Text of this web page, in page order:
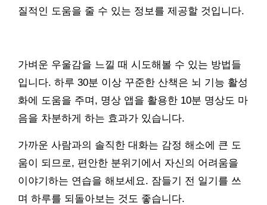
질적인 도움을 줄 수 있는 정보를 제공할 것입니다.
가벼운 우울감을 느낄 때 시도해볼 수 있는 방법들
입니다. 하루 30분 이상 꾸준한 산책은 뇌 기능 활성
화에 도움을 주며, 명상 앱을 활용한 10분 명상도 마
음을 차분하게 하는 효과가 있습니다.
가까운 사람과의 솔직한 대화는 감정 해소에 큰 도
움이 되므로, 편안한 분위기에서 자신의 어려움을
이야기하는 연습을 해보세요. 잠들기 전 일기를 쓰
며 하루를 되돌아보는 것도 좋습니다.